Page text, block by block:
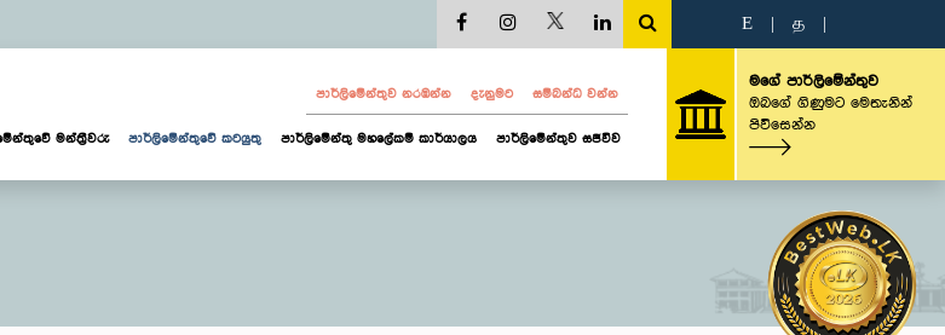
E த
පාර්ලි‌මේන්තුව නරඹන්න දැනුමට සම්බන්ධ වන්න
මන්ත්‍රීවරු පාර්ලිමේන්තුවේ කටයුතු පාර්ලිමේන්තු මහලේකම් කාර්යාලය පාර්ලිමේන්තුව සජීවීව
මගේ පාර්ලිමේන්තුව
ඔබගේ ගිණුමට මෙතැනින්
පිවිසෙන්න